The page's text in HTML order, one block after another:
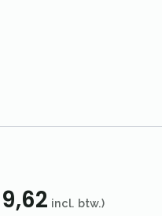
9,62 incl. btw.)